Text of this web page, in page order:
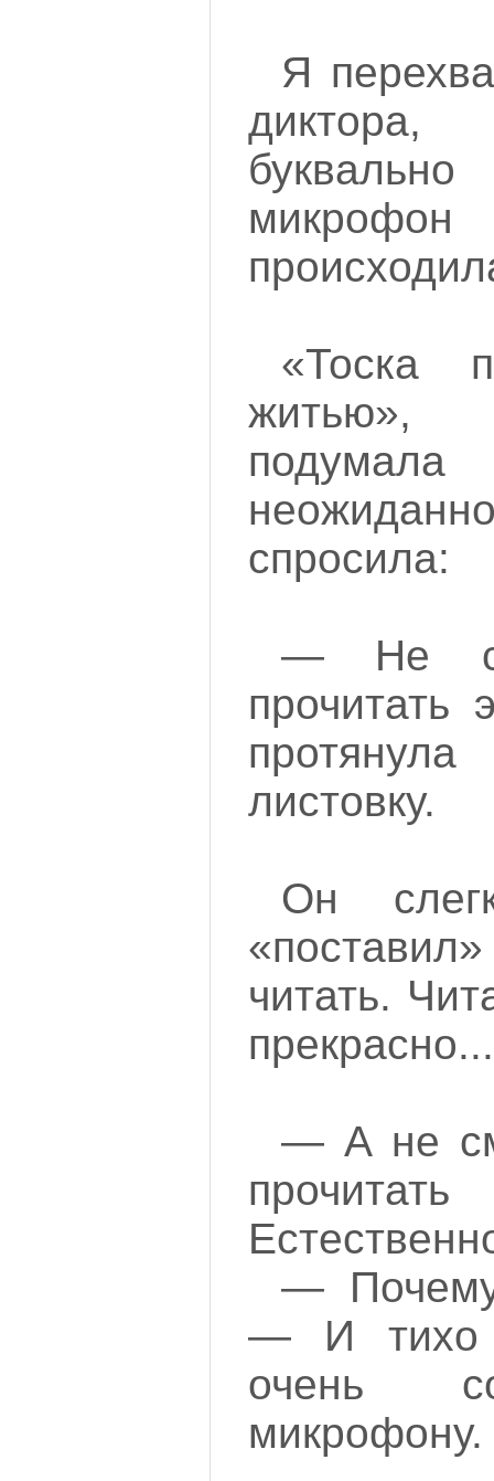
Я
«Тоска
житью»,
спросила:
— Не
прочитать
листовку.
Он
читать.
прекрасно...
— А не
—
— И тихо
очень
микрофону.